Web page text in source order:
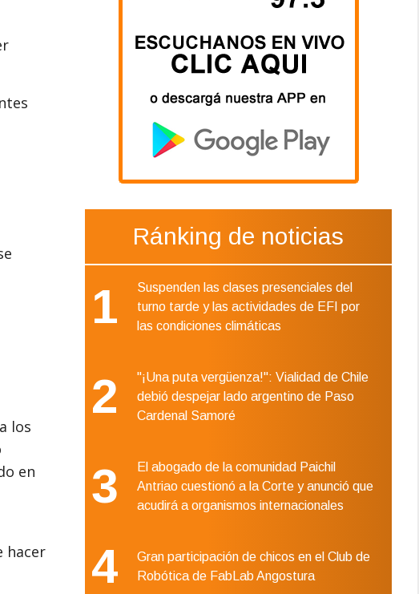
los
en
hacer
Ránking de noticias
1
Suspenden las clases presenciales del
turno tarde y las actividades de EFI por
las condiciones climáticas
2
"¡Una puta vergüenza!": Vialidad de Chile
debió despejar lado argentino de Paso
Cardenal Samoré
3
El abogado de la comunidad Paichil
Antriao cuestionó a la Corte y anunció que
acudirá a organismos internacionales
4
Gran participación de chicos en el Club de
Robótica de FabLab Angostura